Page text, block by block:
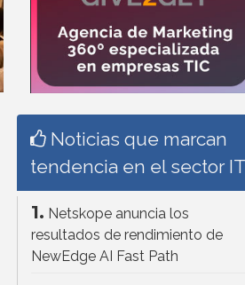
Noticias que marcan
tendencia en el sector IT
1. Netskope anuncia los
resultados de rendimiento de
NewEdge AI Fast Path